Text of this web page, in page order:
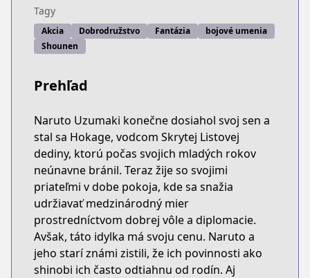
Tagy
Akcia Dobrodružstvo Fantázia
bojové umenia
Shounen
Prehľad
Naruto Uzumaki konečne dosiahol svoj sen a
stal sa Hokage, vodcom Skrytej Listovej
dediny, ktorú počas svojich mladých rokov
neúnavne bránil. Teraz žije so svojimi
priateľmi v dobe pokoja, kde sa snažia
udržiavať medzinárodný mier
prostredníctvom dobrej vôle a diplomacie.
Avšak, táto idylka má svoju cenu. Naruto a
jeho starí známi zistili, že ich povinnosti ako
shinobi ich často odtiahnu od rodín. Aj